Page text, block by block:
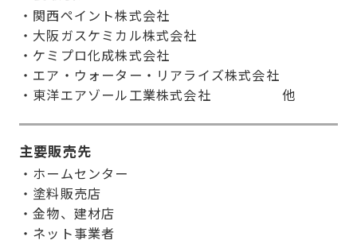
・関西ペイント株式会社
・大阪ガスケミカル株式会社
・ケミプロ化成株式会社
・エア・ウォーター・リアライズ株式会社
・東洋エアゾール工業株式会社
他
主要販売先
・ホームセンター
・塗料販売店
・金物、建材店
・ネット事業者